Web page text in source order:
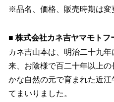
※品名、価格、販売時期は変
■ 株式会社カネ吉ヤマモトフ
カネ吉山本は、明治二十九
来、お陰様で百二十年以上
かな自然の元で育まれた近
てまいりました。